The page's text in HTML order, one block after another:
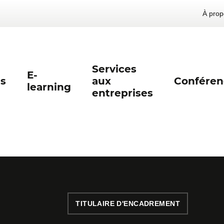
À
E-
learning
Services
aux
entreprises
TITULAIRE D'ENCADREMENT